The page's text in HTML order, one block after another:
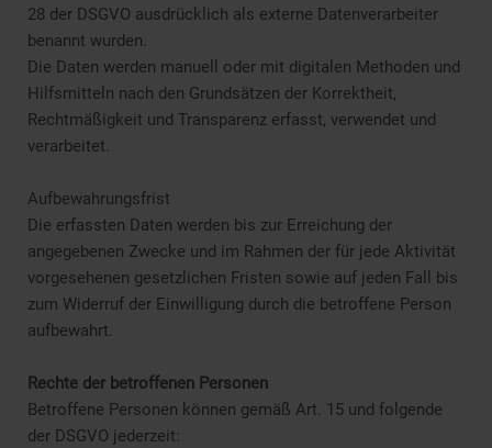
28 der DSGVO ausdrücklich als externe Datenverarbeiter
benannt wurden.
Die Daten werden manuell oder mit digitalen Methoden und
Hilfsmitteln nach den Grundsätzen der Korrektheit,
Rechtmäßigkeit und Transparenz erfasst, verwendet und
verarbeitet.
Aufbewahrungsfrist
Die erfassten Daten werden bis zur Erreichung der
angegebenen Zwecke und im Rahmen der für jede Aktivität
vorgesehenen gesetzlichen Fristen sowie auf jeden Fall bis
zum Widerruf der Einwilligung durch die betroffene Person
aufbewahrt.
Rechte der betroffenen Personen
Betroffene Personen können gemäß Art. 15 und folgende
der DSGVO jederzeit: